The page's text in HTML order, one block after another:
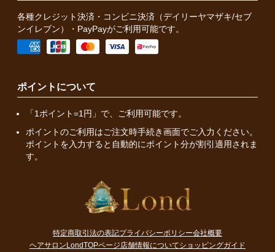
各種クレジット決済・コンビニ決済（デイリーヤマザキ/セブ
ンイレブン）・PayPayがご利用可能です。
ポイントについて
「1ポイント=1円」で、ご利用可能です。
ポイントのご利用はご注文時手続き画面でご入力ください。
ポイントを入力すると自動的にポイント分が割引適用されま
す。
特定商取引法の表記プライバシーポリシー会社概要
ヘアサロンLondTOPページ店舗情報についてショッピングガイド